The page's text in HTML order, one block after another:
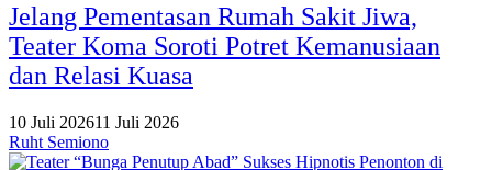
Jelang Pementasan Rumah Sakit Jiwa,
Teater Koma Soroti Potret Kemanusiaan
dan Relasi Kuasa
10 Juli 202611 Juli 2026
Ruht Semiono